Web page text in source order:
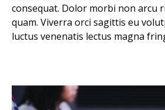
consequat. Dolor morbi non arcu
quam. Viverra orci sagittis eu
luctus venenatis lectus magna